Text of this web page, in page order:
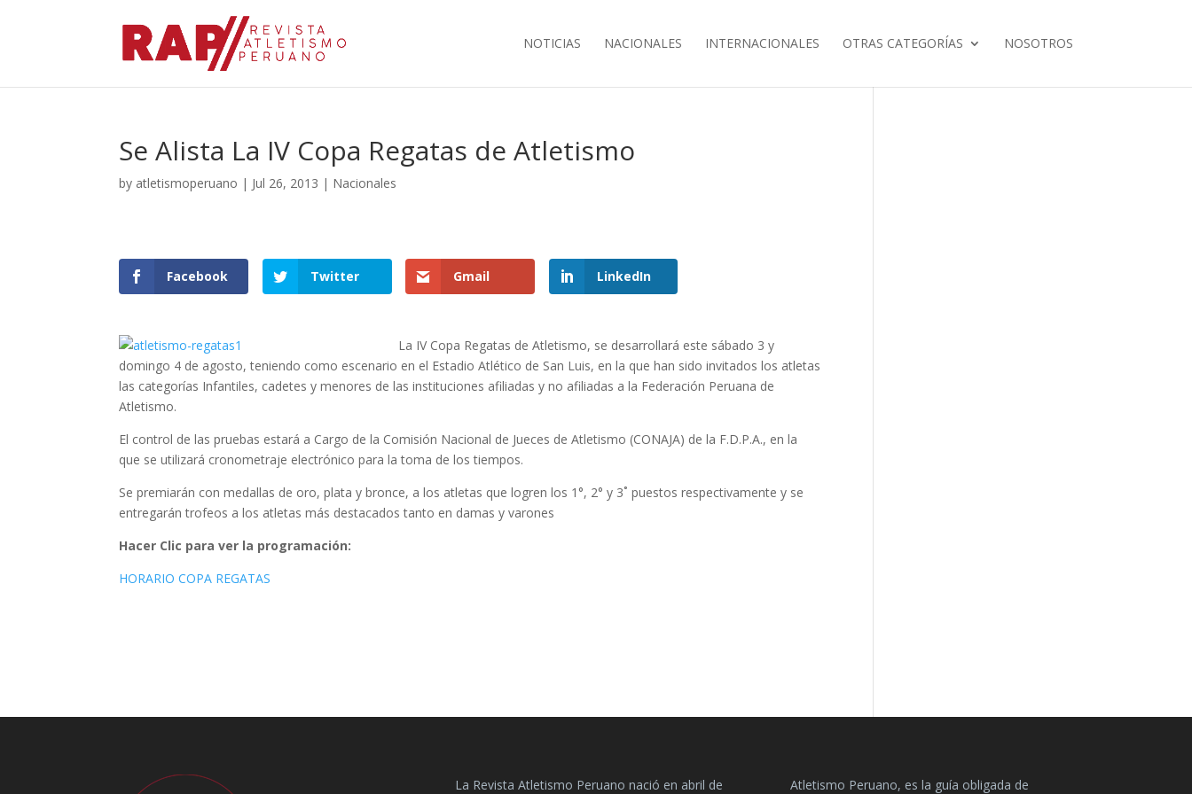
NOTICIAS NACIONALES INTERNACIONALES OTRAS CATEGORÍAS NOSOTROS
Se Alista La IV Copa Regatas de Atletismo
by atletismoperuano | Jul 26, 2013 | Nacionales
Facebook Twitter Gmail LinkedIn
La IV Copa Regatas de Atletismo, se desarrollará este sábado 3 y
domingo 4 de agosto, teniendo como escenario en el Estadio Atlético de San Luis, en la que han sido invitados los atletas
las categorías Infantiles, cadetes y menores de las instituciones afiliadas y no afiliadas a la Federación Peruana de
Atletismo.
El control de las pruebas estará a Cargo de la Comisión Nacional de Jueces de Atletismo (CONAJA) de la F.D.P.A., en la
que se utilizará cronometraje electrónico para la toma de los tiempos.
Se premiarán con medallas de oro, plata y bronce, a los atletas que logren los 1°, 2° y 3˚ puestos respectivamente y se
entregarán trofeos a los atletas más destacados tanto en damas y varones
Hacer Clic para ver la programación:
HORARIO COPA REGATAS
La Revista Atletismo Peruano nació en abril de Atletismo Peruano, es la guía obligada de